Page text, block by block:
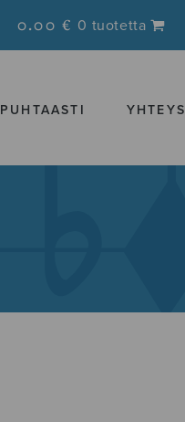
0.00 € 0 tuotetta
PUHTAASTI YHTEYS